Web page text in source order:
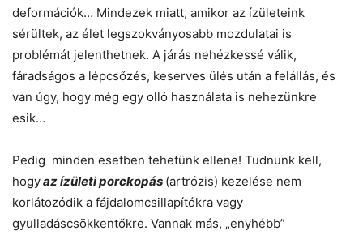
deformációk… Mindezek miatt, amikor az ízületeink
sérültek, az élet legszokványosabb mozdulatai is
problémát jelenthetnek. A járás nehézkessé válik,
fáradságos a lépcsőzés, keserves ülés után a felállás, és
van úgy, hogy még egy olló használata is nehezünkre
esik…
Pedig minden esetben tehetünk ellene! Tudnunk kell,
hogyaz ízületi porckopás (artrózis) kezelése nem
korlátozódik a fájdalomcsillapítókra vagy
gyulladáscsökkentőkre. Vannak más, „enyhébb”